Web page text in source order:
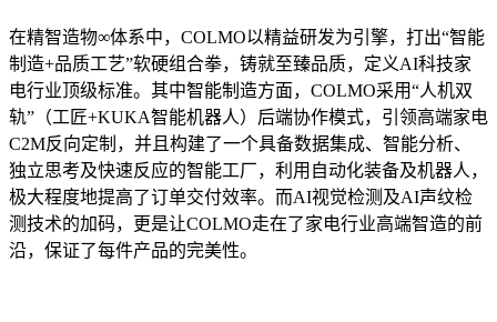
在精智造物∞体系中，COLMO以精益研发为引擎，打出“智能
制造+品质工艺”软硬组合拳，铸就至臻品质，定义AI科技家
电行业顶级标准。其中智能制造方面，COLMO采用“人机双
轨”（工匠+KUKA智能机器人）后端协作模式，引领高端家电
C2M反向定制，并且构建了一个具备数据集成、智能分析、
独立思考及快速反应的智能工厂，利用自动化装备及机器人，
极大程度地提高了订单交付效率。而AI视觉检测及AI声纹检
测技术的加码，更是让COLMO走在了家电行业高端智造的前
沿，保证了每件产品的完美性。